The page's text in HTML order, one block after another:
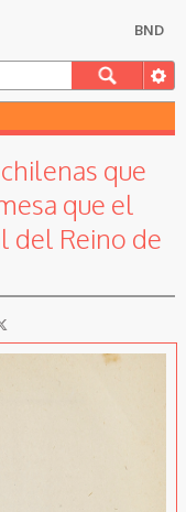
BND
que
que el
del Reino de